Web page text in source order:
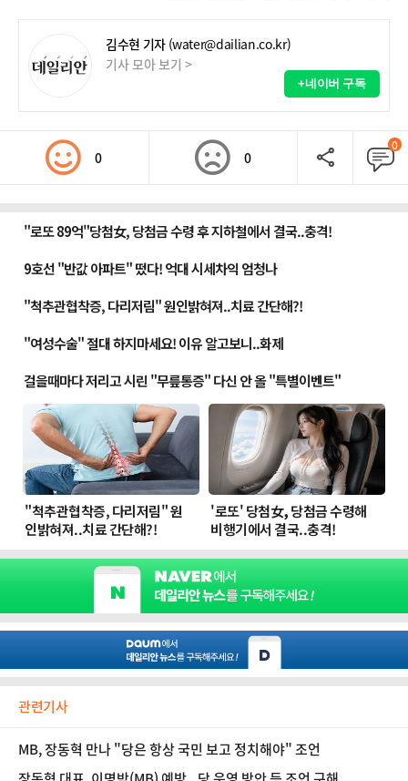
김수현 기자 (water@dailian.co.kr)
기사 모아 보기 >
+네이버 구독
0 0
0
관련기사
MB, 장동혁 만나 "당은 항상 국민 보고 정치해야" 조언